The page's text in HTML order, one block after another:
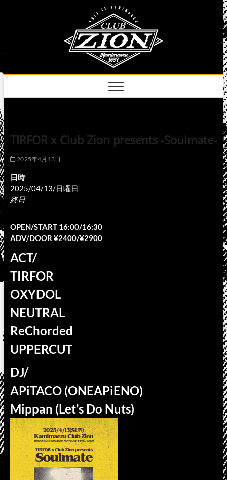
TIRFOR x Club Zion presents -Soulmate-
2025年4月13日
日時
2025/04/13/日曜日
終日
OPEN/START 16:00/16:30
ADV/DOOR ¥2400/¥2900
ACT/
TIRFOR
OXYDOL
NEUTRAL
ReChorded
UPPERCUT
DJ/
APiTACO (ONEAPiENO)
Mippan (Let’s Do Nuts)